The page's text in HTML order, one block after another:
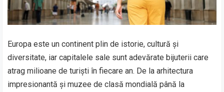
Europa este un continent plin de istorie, cultură și
diversitate, iar capitalele sale sunt adevărate bijuterii care
atrag milioane de turiști în fiecare an. De la arhitectura
impresionantă și muzee de clasă mondială până la